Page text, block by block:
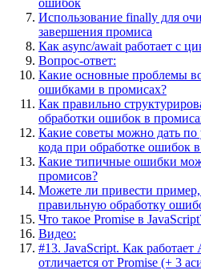
Использование finally для
завершения промиса
Как async/await работает с
Вопрос-ответ:
Какие основные проблемы
ошибками в промисах?
Как правильно
обработки ошибок в
Какие советы можно дать
кода при обработке ошибок
Какие типичные ошибки
промисов?
Можете ли привести
правильную обработку
Что такое Promise в
Видео:
#13. JavaScript. Как
отличается от Promise (+ 3